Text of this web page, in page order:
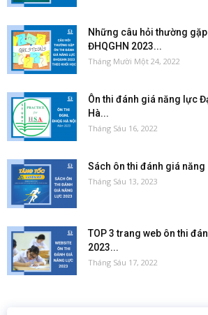
Những câu hỏi thường
ĐHQGHN 2023...
Tháng Mười Một 24, 2022
Ôn thi đánh giá năng lực
Hà...
Tháng Sáu 16, 2022
Sách ôn thi đánh giá năng
Tháng Sáu 13, 2023
TOP 3 trang web ôn thi
2023...
Tháng Sáu 17, 2022